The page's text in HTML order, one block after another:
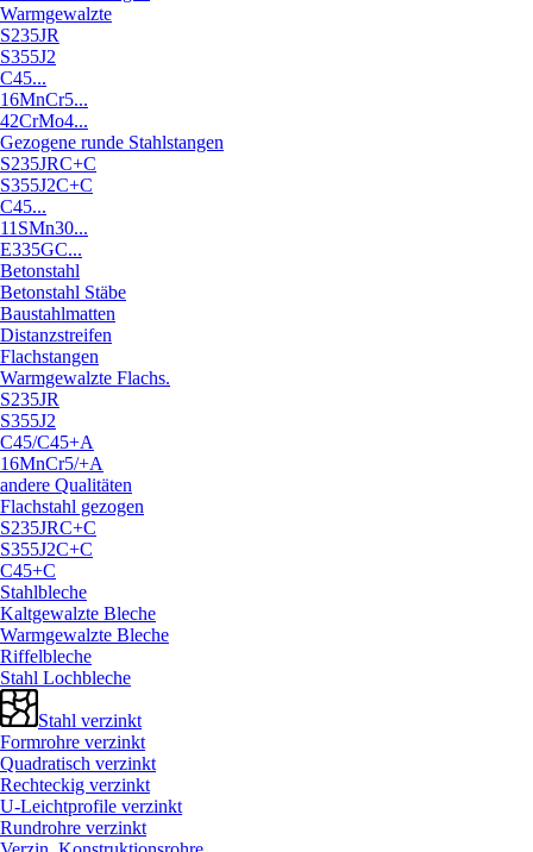
Warmgewalzte
S235JR
S355J2
C45...
16MnCr5...
42CrMo4...
Gezogene runde Stahlstangen
S235JRC+C
S355J2C+C
C45...
11SMn30...
E335GC...
Betonstahl
Betonstahl Stäbe
Baustahlmatten
Distanzstreifen
Flachstangen
Warmgewalzte Flachs.
S235JR
S355J2
C45/C45+A
16MnCr5/+A
andere Qualitäten
Flachstahl gezogen
S235JRC+C
S355J2C+C
C45+C
Stahlbleche
Kaltgewalzte Bleche
Warmgewalzte Bleche
Riffelbleche
Stahl Lochbleche
Stahl verzinkt
Formrohre verzinkt
Quadratisch verzinkt
Rechteckig verzinkt
U-Leichtprofile verzinkt
Rundrohre verzinkt